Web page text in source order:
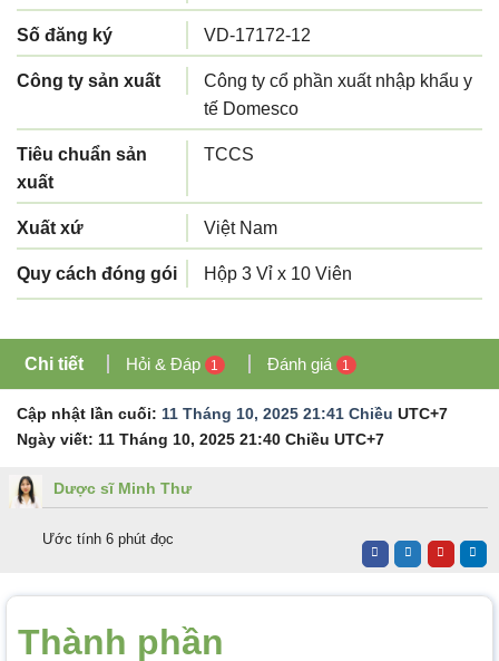
Số đăng ký VD-17172-12
Công ty sản xuất
Công ty cổ phần xuất nhập khẩu y
tế Domesco
Tiêu chuẩn sản
xuất
TCCS
Xuất xứ Việt Nam
Quy cách đóng gói Hộp 3 Vỉ x 10 Viên
Chi tiết Hỏi & Đáp 1 Đánh giá 1
Cập nhật lần cuối: 11 Tháng 10, 2025 21:41 Chiều UTC+7
Ngày viết: 11 Tháng 10, 2025 21:40 Chiều UTC+7
Dược sĩ Minh Thư
Ước tính 6 phút đọc
Thành phần